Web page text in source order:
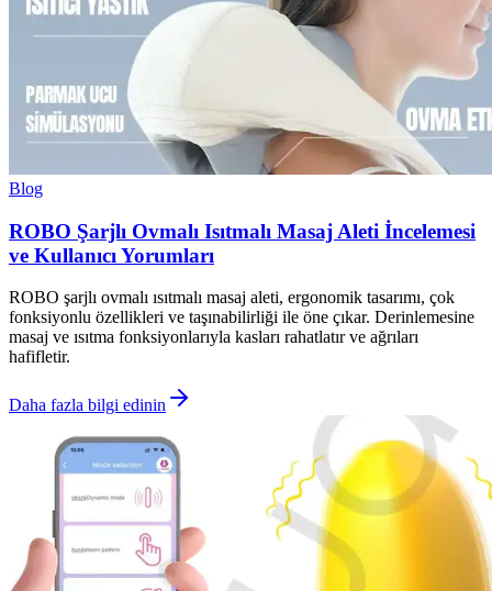
Blog
ROBO Şarjlı Ovmalı Isıtmalı Masaj Aleti İncelemesi
ve Kullanıcı Yorumları
ROBO şarjlı ovmalı ısıtmalı masaj aleti, ergonomik tasarımı, çok
fonksiyonlu özellikleri ve taşınabilirliği ile öne çıkar. Derinlemesine
masaj ve ısıtma fonksiyonlarıyla kasları rahatlatır ve ağrıları
hafifletir.
Daha fazla bilgi edinin